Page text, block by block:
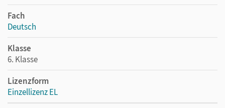
Fach
Deutsch
Klasse
6. Klasse
Lizenzform
Einzellizenz EL